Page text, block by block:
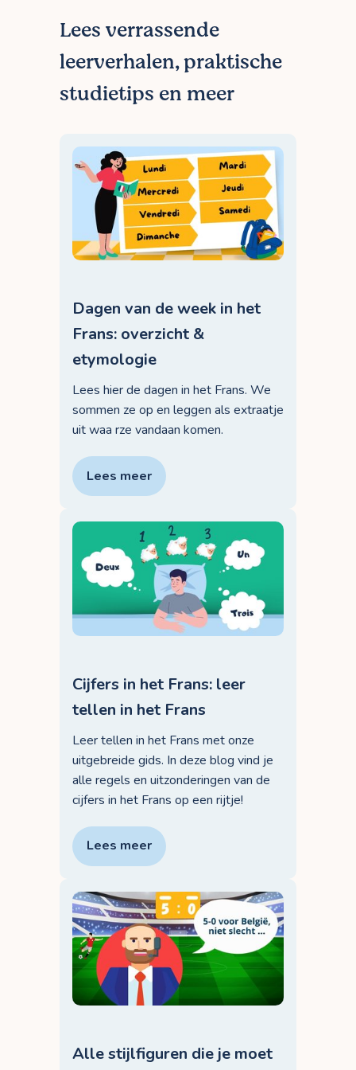
Lees verrassende
leerverhalen, praktische
studietips en meer
Dagen van de week in het
Frans: overzicht &
etymologie
Lees hier de dagen in het Frans. We
sommen ze op en leggen als extraatje
uit waa rze vandaan komen.
Lees meer
Cijfers in het Frans: leer
tellen in het Frans
Leer tellen in het Frans met onze
uitgebreide gids. In deze blog vind je
alle regels en uitzonderingen van de
cijfers in het Frans op een rijtje!
Lees meer
Alle stijlfiguren die je moet